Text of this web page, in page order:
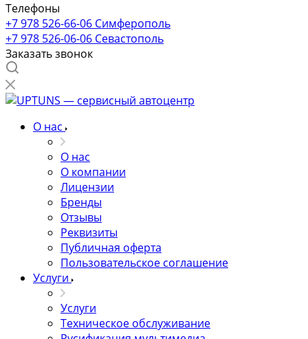
Телефоны
+7 978 526-66-06 Симферополь
+7 978 526-06-06 Севастополь
Заказать звонок
О нас
О нас
О компании
Лицензии
Бренды
Отзывы
Реквизиты
Публичная оферта
Пользовательское соглашение
Услуги
Услуги
Техническое обслуживание